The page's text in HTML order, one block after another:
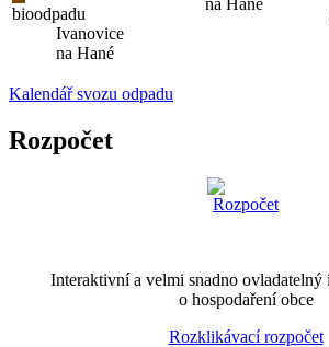
bioodpadu
Ivanovice
na Hané
na Hané
Kalendář svozu odpadu
Rozpočet
Interaktivní a velmi snadno ovladatelný
o hospodaření obce
Rozklikávací rozpočet